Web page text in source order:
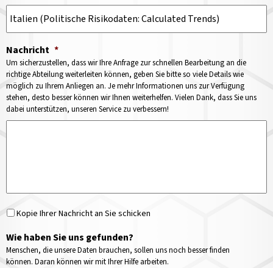
Nachricht *
Um sicherzustellen, dass wir Ihre Anfrage zur schnellen Bearbeitung an die
richtige Abteilung weiterleiten können, geben Sie bitte so viele Details wie
möglich zu Ihrem Anliegen an. Je mehr Informationen uns zur Verfügung
stehen, desto besser können wir Ihnen weiterhelfen. Vielen Dank, dass Sie uns
dabei unterstützen, unseren Service zu verbessern!
Kopie Ihrer Nachricht an Sie schicken
Wie haben Sie uns gefunden?
Menschen, die unsere Daten brauchen, sollen uns noch besser finden
können. Daran können wir mit Ihrer Hilfe arbeiten.